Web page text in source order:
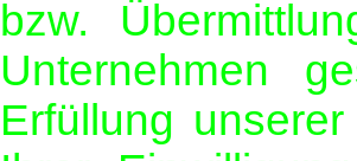
bzw.
Unternehmen
Erfüllung